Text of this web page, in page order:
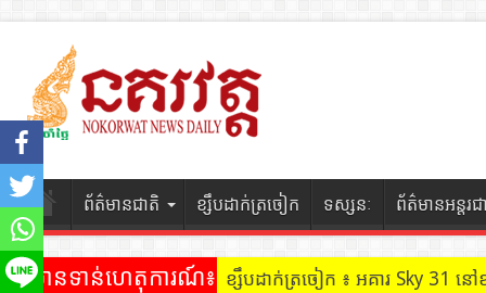
ព័ត៌មានជាតិ ខ្សឹបដាក់ត្រចៀក ទស្សនៈ ព័ត៌មានអន្តរជ
ព័ត៌មានទាន់ហេតុការណ៍៖ ខ្សឹបដាក់ត្រចៀក ៖ អគារ Sky 31